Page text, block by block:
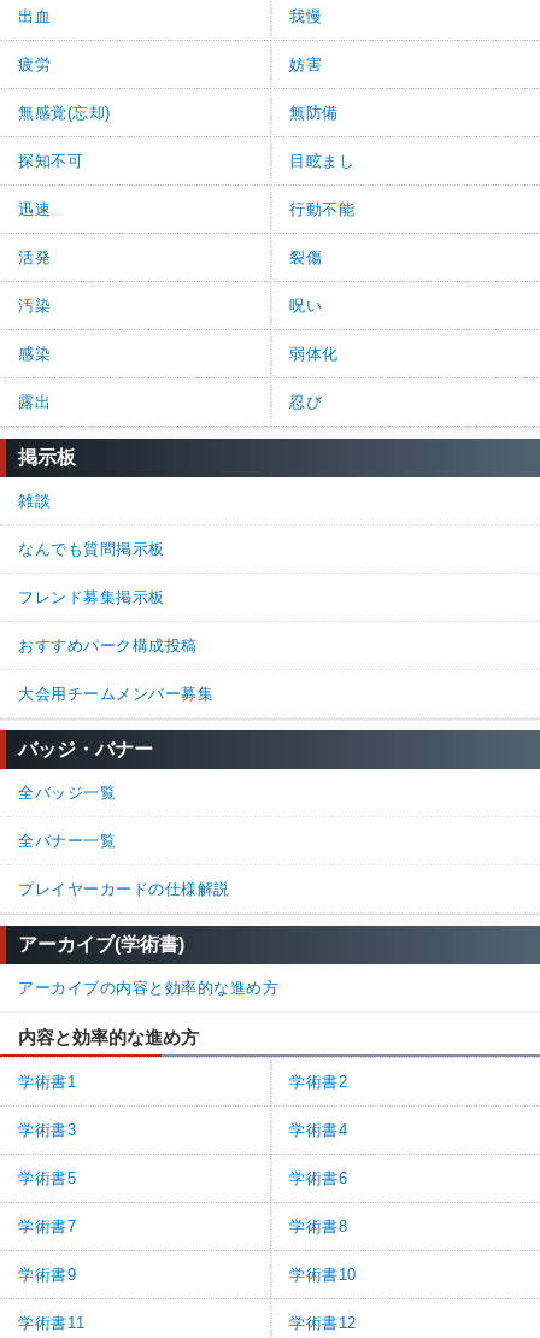
出血 我慢
疲労 妨害
無感覚(忘却) 無防備
探知不可 目眩まし
迅速 行動不能
活発 裂傷
汚染 呪い
感染 弱体化
露出 忍び
掲示板
雑談
なんでも質問掲示板
フレンド募集掲示板
おすすめパーク構成投稿
大会用チームメンバー募集
バッジ・バナー
全バッジ一覧
全バナー一覧
プレイヤーカードの仕様解説
アーカイブ(学術書)
アーカイブの内容と効率的な進め方
内容と効率的な進め方
学術書1 学術書2
学術書3 学術書4
学術書5 学術書6
学術書7 学術書8
学術書9 学術書10
学術書11 学術書12